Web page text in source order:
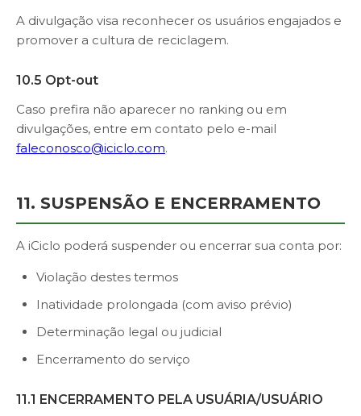
A divulgação visa reconhecer os usuários engajados e
promover a cultura de reciclagem.
10.5 Opt-out
Caso prefira não aparecer no ranking ou em
divulgações, entre em contato pelo e-mail
faleconosco@iciclo.com.
11. SUSPENSÃO E ENCERRAMENTO
A iCiclo poderá suspender ou encerrar sua conta por:
Violação destes termos
Inatividade prolongada (com aviso prévio)
Determinação legal ou judicial
Encerramento do serviço
11.1 ENCERRAMENTO PELA USUÁRIA/USUÁRIO